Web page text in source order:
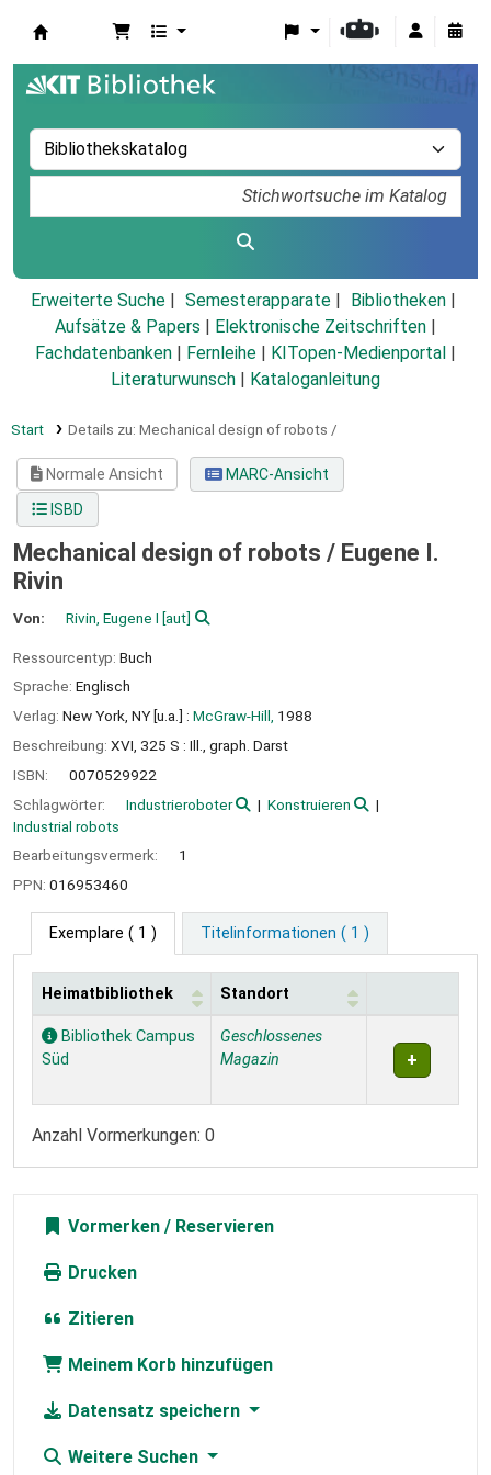
Erweiterte Suche Semesterapparate
Bibliotheken
Aufsätze & Papers
Elektronische Zeitschriften
Fachdatenbanken
Fernleihe KITopen-Medienportal
Literaturwunsch
Kataloganleitung
Start Details zu: Mechanical design of robots /
Normale Ansicht
MARC-Ansicht
ISBD
Mechanical design of robots / Eugene I.
Rivin
Von: Rivin, Eugene I [aut]
Ressourcentyp: Buch
Sprache: Englisch
Verlag: New York, NY [u.a.] : McGraw-Hill, 1988
Beschreibung: XVI, 325 S : Ill., graph. Darst
ISBN:
0070529922
Schlagwörter:
Industrieroboter
Konstruieren
Industrial robots
Bearbeitungsvermerk:
1
PPN: 016953460
Exemplare ( 1 ) Titelinformationen ( 1 )
Exemplare
Heimatbibliothek Standort
Bibliothek Campus
Süd
Geschlossenes
Magazin
Anzahl Vormerkungen: 0
Vormerken
Drucken
Zitieren
Meinem Korb hinzufügen
Datensatz speichern
Weitere Suchen